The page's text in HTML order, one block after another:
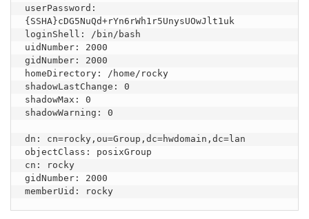
userPassword:
{SSHA}cDG5NuQd+rYn6rWh1r5UnysUOwJlt1uk
loginShell: /bin/bash
uidNumber: 2000
gidNumber: 2000
homeDirectory: /home/rocky
shadowLastChange: 0
shadowMax: 0
shadowWarning: 0
dn: cn=rocky,ou=Group,dc=hwdomain,dc=lan
objectClass: posixGroup
cn: rocky
gidNumber: 2000
memberUid: rocky